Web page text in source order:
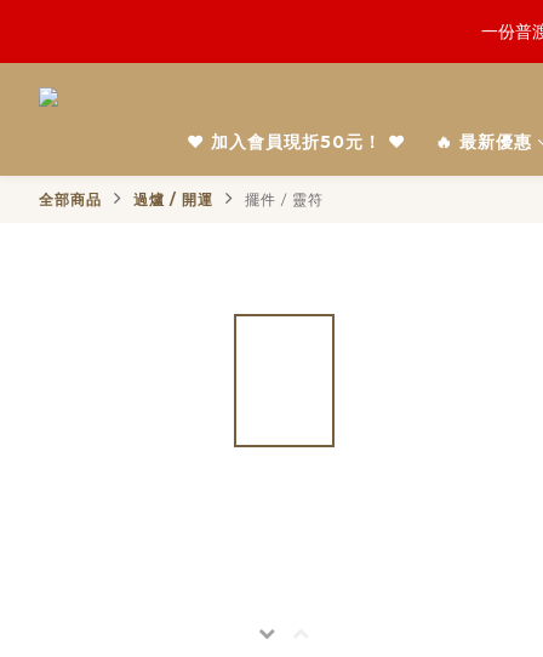
鬼門開
慎終追
鬼門開
❤️ 加入會員現折50元！ ❤️ 🔥 最新優惠
全部商品 過爐 / 開運 擺件 / 靈符